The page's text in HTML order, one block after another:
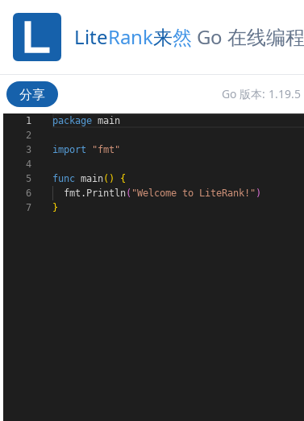
LiteRank来然 Go 在线编程
分享 Go 版本: 1.19.5
1
2
3
4
5
6
7
package main
import "fmt"
func main( )
{
fmt . Println( "Welcome to LiteRank!" )
}